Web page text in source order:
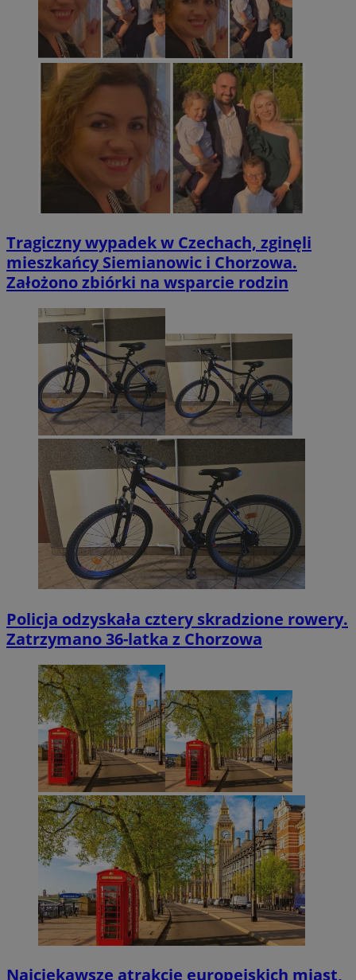
Tragiczny wypadek w Czechach, zginęli
mieszkańcy Siemianowic i Chorzowa.
Założono zbiórki na wsparcie rodzin
Policja odzyskała cztery skradzione rowery.
Zatrzymano 36-latka z Chorzowa
Najciekawsze atrakcje europejskich miast,